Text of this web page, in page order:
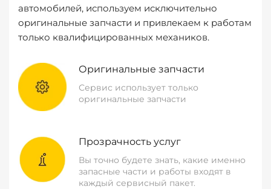
автомобилей, используем исключительно
оригинальные запчасти и привлекаем к работам
только квалифицированных механиков.
Оригинальные запчасти
Сервис использует только
оригинальные запчасти
Прозрачность услуг
Вы точно будете знать, какие именно
запасные части и работы входят в
каждый сервисный пакет.